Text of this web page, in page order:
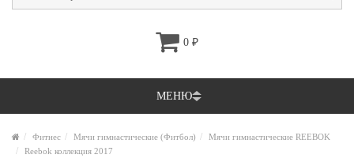
0 ₽
МЕНЮ
Фитнес Мячи гимнастические (Фитбол)
Мячи гимнастические REEBOK
Reebok коллекция 2017